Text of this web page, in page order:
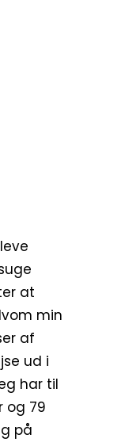
at
min
af
ud i
har til
og 79
på